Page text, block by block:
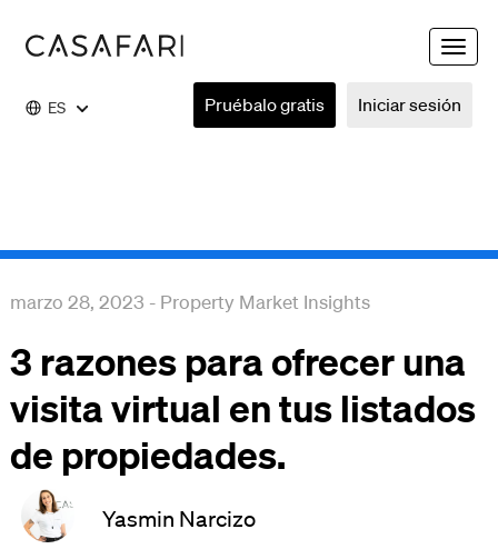
Toggle
ES Iniciar sesión
Pruébalo gratis
marzo 28, 2023 - Property Market Insights
3 razones para ofrecer una
visita virtual en tus listados
de propiedades.
Yasmin Narcizo